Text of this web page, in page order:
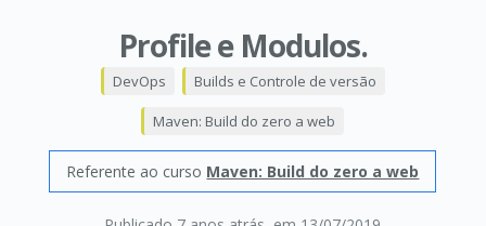
Profile e Modulos.
DevOps Builds e Controle de versão
Maven: Build do zero a web
Referente ao curso Maven: Build do zero a web